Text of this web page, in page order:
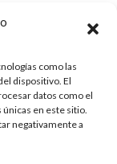
como las
dispositivo. El
datos como el
en este sitio.
negativamente a